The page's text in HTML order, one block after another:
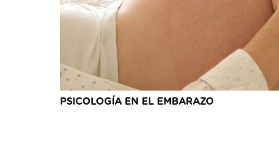
PSICOLOGÍA EN EL EMBARAZO